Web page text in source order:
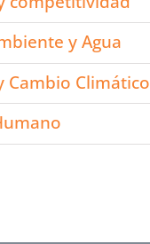
y Agua
Cambio Climático